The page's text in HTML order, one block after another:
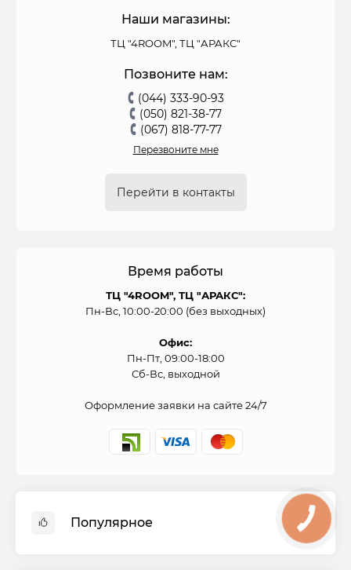
Наши магазины:
ТЦ "4ROOM", ТЦ "АРАКС"
Позвоните нам:
(044) 333-90-93
(050) 821-38-77
(067) 818-77-77
Перезвоните мне
Перейти в контакты
Время работы
ТЦ "4ROOM", ТЦ "АРАКС":
Пн-Вс, 10:00-20:00 (без выходных)
Офис:
Пн-Пт, 09:00-18:00
Сб-Вс, выходной
Оформление заявки на сайте 24/7
Популярное